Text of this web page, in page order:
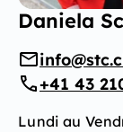
Daniela
+41 43
Lundi au